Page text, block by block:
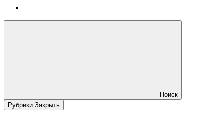
Поиск
Рубрики Закрыть